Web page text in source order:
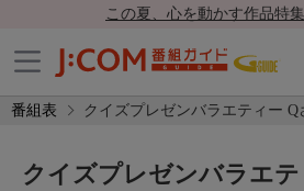
この夏、心を動かす作品特
番組表 クイズプレゼンバラエティー
クイズプレゼンバラエ